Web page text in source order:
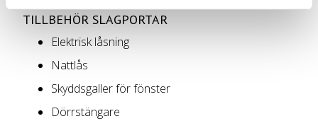
TILLBEHÖR SLAGPORTAR
Elektrisk låsning
Nattlås
Skyddsgaller för fönster
Dörrstängare